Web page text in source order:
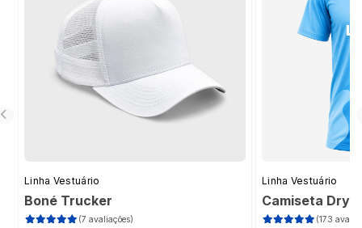
Linha Vestuário
Boné Trucker
(7 avaliações)
Linha Vestuário
Camiseta Dry
(173